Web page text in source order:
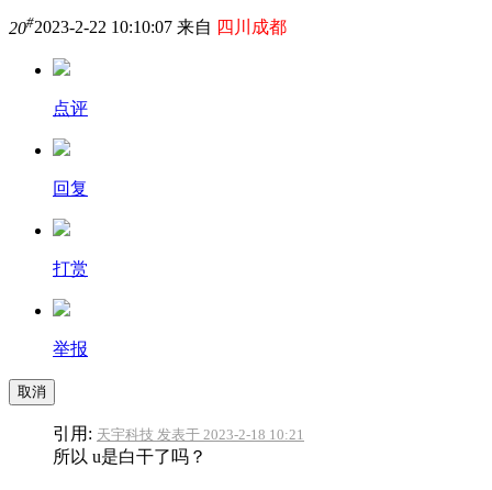
20#2023-2-22 10:10:07 来自 四川成都
点评
回复
打赏
举报
取消
引用: 天宇科技 发表于 2023-2-18 10:21
所以 u是白干了吗？